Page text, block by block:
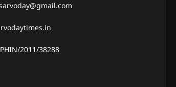
2011/38288